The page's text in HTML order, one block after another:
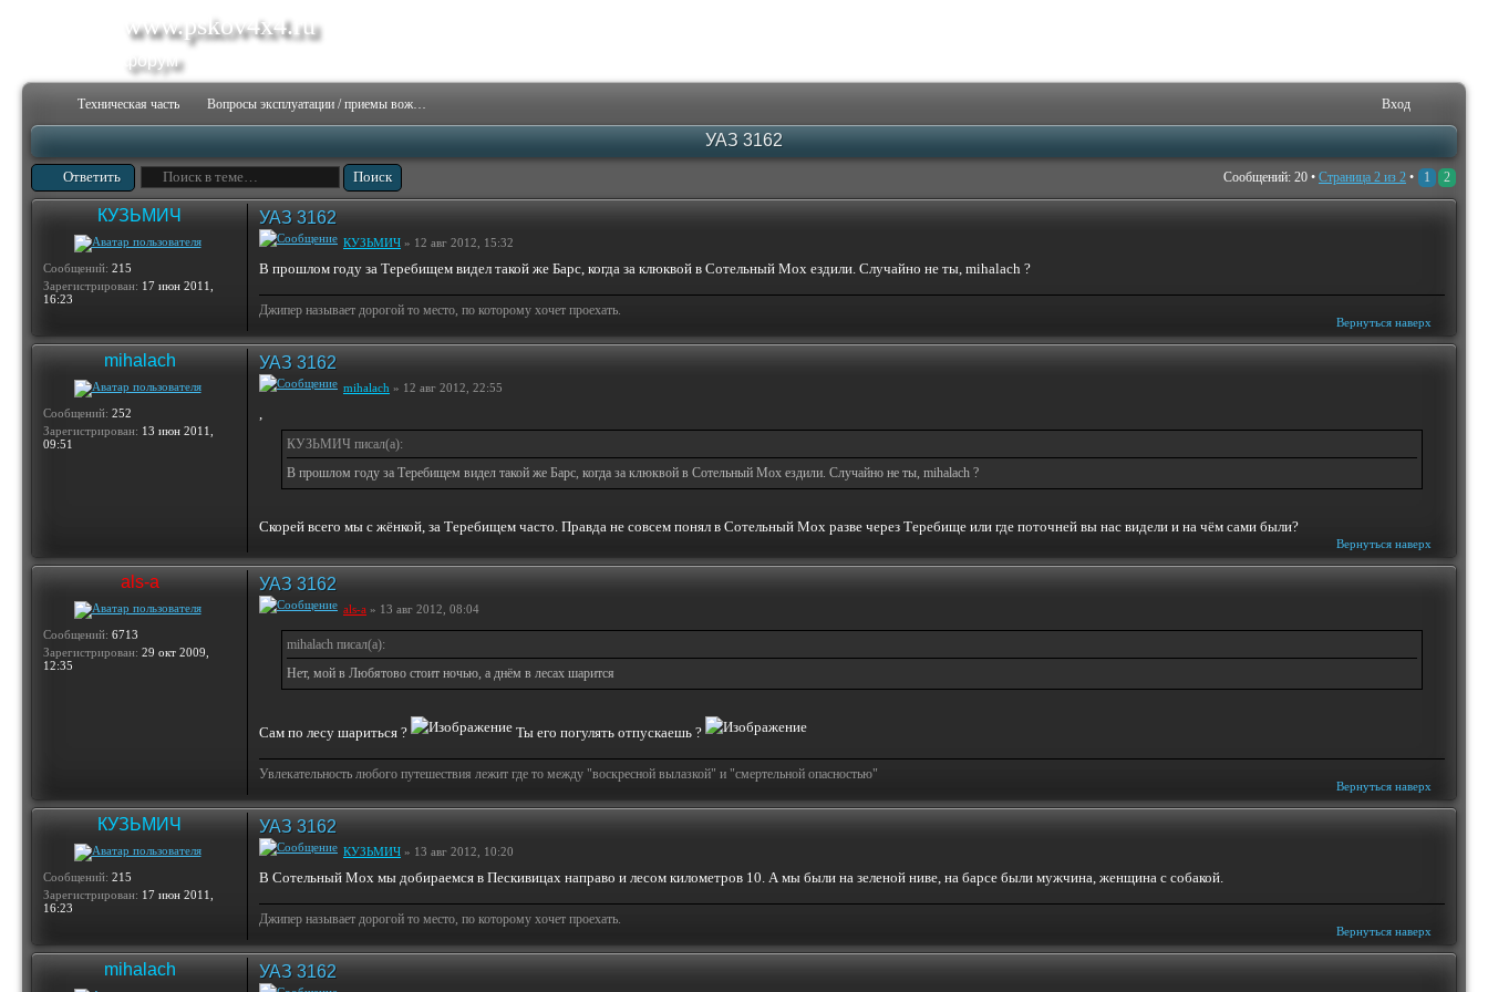
www.pskov4x4.ru
форум
Техническая часть Вопросы эксплуатации / приемы вождения Вход
УАЗ 3162
Ответить Сообщений: 20 • Страница 2 из 2 • 1 2
КУЗЬМИЧ
Сообщений: 215
Зарегистрирован: 17 июн 2011,
16:23
УАЗ 3162
КУЗЬМИЧ » 12 авг 2012, 15:32
В прошлом году за Теребищем видел такой же Барс, когда за клюквой в Сотельный Мох ездили. Случайно не ты, mihalach ?
Джипер называет дорогой то место, по которому хочет проехать.
Вернуться наверх
mihalach
Сообщений: 252
Зарегистрирован: 13 июн 2011,
09:51
УАЗ 3162
mihalach » 12 авг 2012, 22:55
,
КУЗЬМИЧ писал(а):
В прошлом году за Теребищем видел такой же Барс, когда за клюквой в Сотельный Мох ездили. Случайно не ты, mihalach ?
Скорей всего мы с жёнкой, за Теребищем часто. Правда не совсем понял в Сотельный Мох разве через Теребище или где поточней вы нас видели и на чём сами были?
Вернуться наверх
als-a
Сообщений: 6713
Зарегистрирован: 29 окт 2009,
12:35
УАЗ 3162
als-a » 13 авг 2012, 08:04
mihalach писал(а):
Нет, мой в Любятово стоит ночью, а днём в лесах шарится
Сам по лесу шариться ? Ты его погулять отпускаешь ?
Увлекательность любого путешествия лежит где то между "воскресной вылазкой" и "смертельной опасностью"
Вернуться наверх
КУЗЬМИЧ
Сообщений: 215
Зарегистрирован: 17 июн 2011,
16:23
УАЗ 3162
КУЗЬМИЧ » 13 авг 2012, 10:20
В Сотельный Мох мы добираемся в Пескивицах направо и лесом километров 10. А мы были на зеленой ниве, на барсе были мужчина, женщина с собакой.
Джипер называет дорогой то место, по которому хочет проехать.
Вернуться наверх
mihalach УАЗ 3162